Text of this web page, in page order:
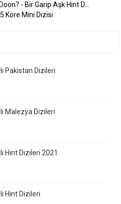
- Bir Garip Aşk Hint D...
Kore Mini Dizisi
Pakistan Dizileri
Malezya Dizileri
Hint Dizileri 2021
Hint Dizileri